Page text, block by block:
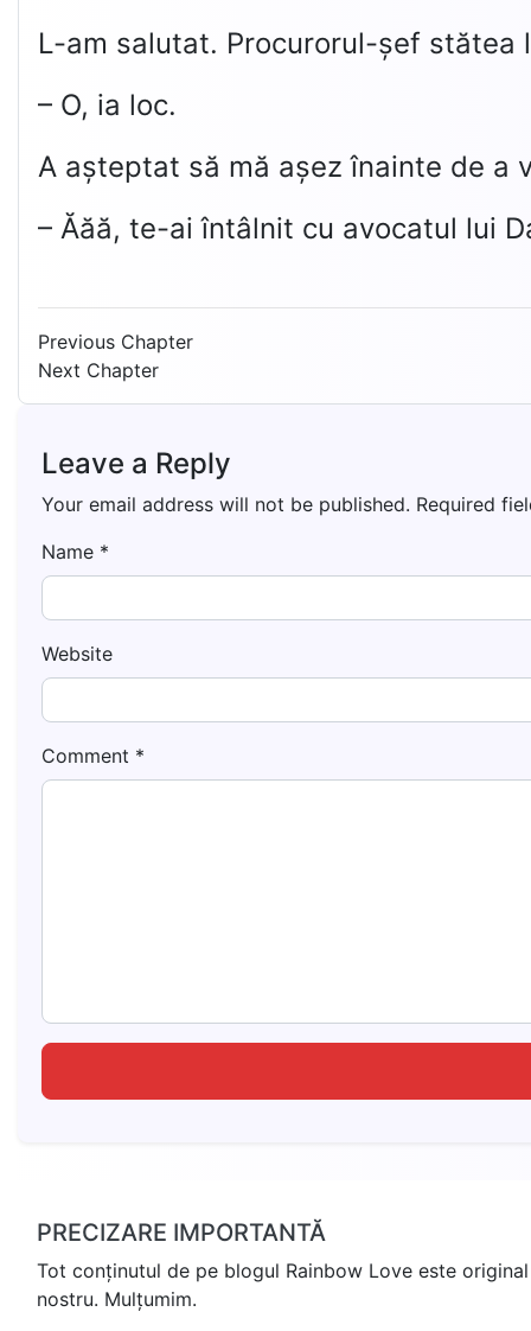
L-am salutat. Procurorul-șef stătea
– O, ia loc.
A așteptat să mă așez înainte de a
– Ăăă, te-ai întâlnit cu avocatul lui
Previous Chapter
Next Chapter
Leave a Reply
Your email address will not be published. Required
Name *
Website
Comment *
PRECIZARE IMPORTANTĂ
Tot conținutul de pe blogul Rainbow Love este
nostru. Mulțumim.